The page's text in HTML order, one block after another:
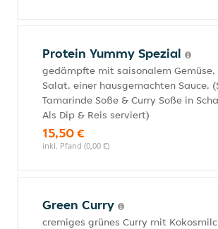
Protein Yummy Spezial
gedämpfte mit saisonalem Gemüse,
Salat, einer hausgemachten Sauce,
Tamarinde Soße & Curry Soße in
Als Dip & Reis serviert)
15,50 €
inkl. Pfand (0,00 €)
Green Curry
cremiges grünes Curry mit